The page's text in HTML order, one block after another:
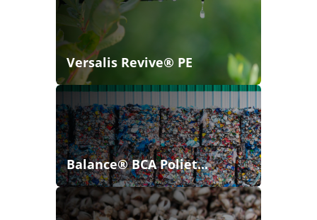
Versalis Revive® PE
Balance® BCA Poliet...